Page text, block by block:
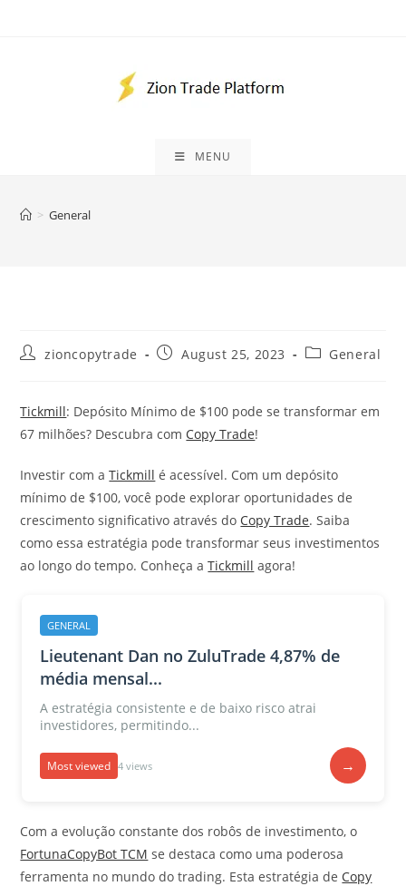
MENU
> General
Postzioncopytrade
PostAugust 25, 2023
PostGeneral
Tickmill: Depósito Mínimo de $100 pode se transformar em
67 milhões? Descubra com Copy Trade!
Investir com aTickmill é acessível. Com um depósito
mínimo de $100, você pode explorar oportunidades de
crescimento significativo através do Copy Trade. Saiba
como essa estratégia pode transformar seus investimentos
ao longo do tempo. Conheça aTickmill agora!
GENERAL
Lieutenant Dan no ZuluTrade 4,87% de
média mensal...
A estratégia consistente e de baixo risco atrai
investidores, permitindo...
Most viewed 4 views →
Com a evolução constante dos robôs de investimento, o
FortunaCopyBot TCM se destaca como uma poderosa
ferramenta no mundo do trading. Esta estratégia de Copy